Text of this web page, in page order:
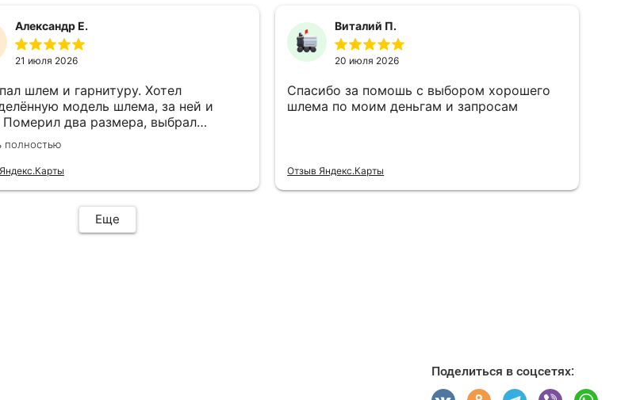
Поделиться в соцсетях: